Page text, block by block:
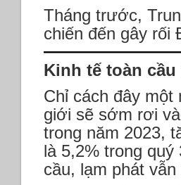
Tháng trước,
chiến đến gây rối
Kinh tế toàn
Chỉ cách đây
giới sẽ sớm rơi
trong năm 2023,
là 5,2% trong
cầu, lạm phát